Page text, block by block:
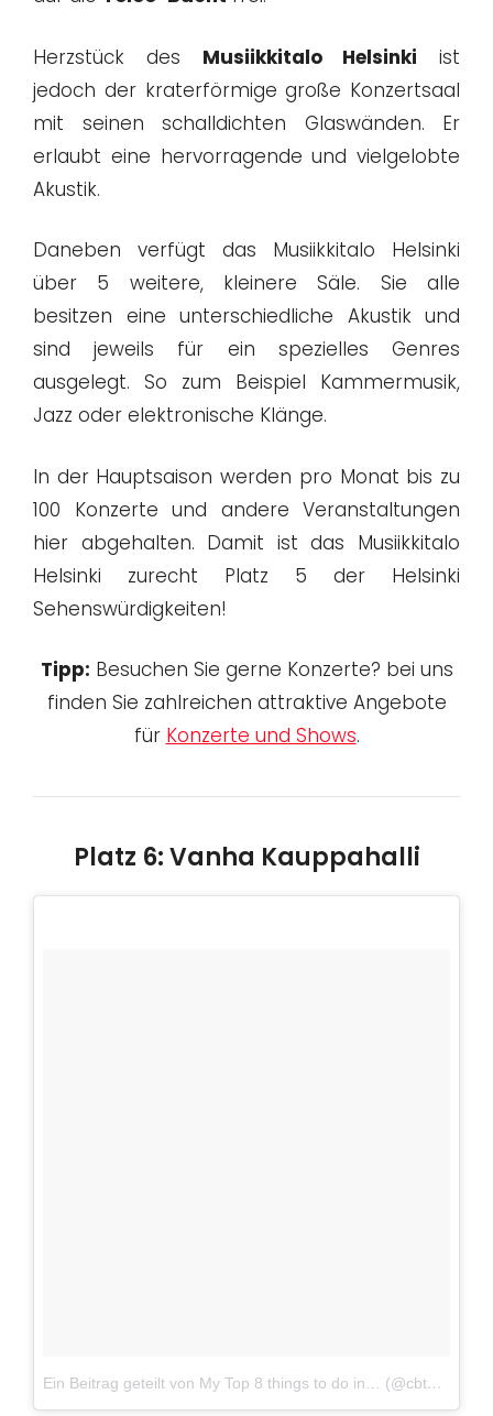
Herzstück des Musiikkitalo Helsinki ist
jedoch der kraterförmige große Konzertsaal
mit seinen schalldichten Glaswänden. Er
erlaubt eine hervorragende und vielgelobte
Akustik.
Daneben verfügt das Musiikkitalo Helsinki
über 5 weitere, kleinere Säle. Sie alle
besitzen eine unterschiedliche Akustik und
sind jeweils für ein spezielles Genres
ausgelegt. So zum Beispiel Kammermusik,
Jazz oder elektronische Klänge.
In der Hauptsaison werden pro Monat bis zu
100 Konzerte und andere Veranstaltungen
hier abgehalten. Damit ist das Musiikkitalo
Helsinki zurecht Platz 5 der Helsinki
Sehenswürdigkeiten!
Tipp: Besuchen Sie gerne Konzerte? bei uns
finden Sie zahlreichen attraktive Angebote
für Konzerte und Shows.
Platz 6: Vanha Kauppahalli
Ein Beitrag geteilt von My Top 8 things to do in… (@cbtop8)